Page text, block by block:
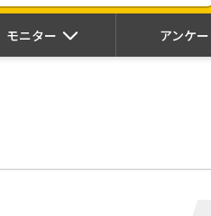
モニター アンケ